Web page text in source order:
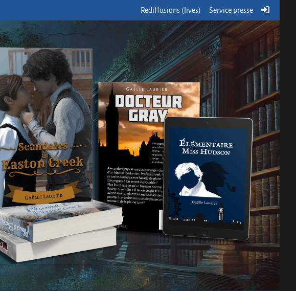
Rediffusions (lives) Service presse